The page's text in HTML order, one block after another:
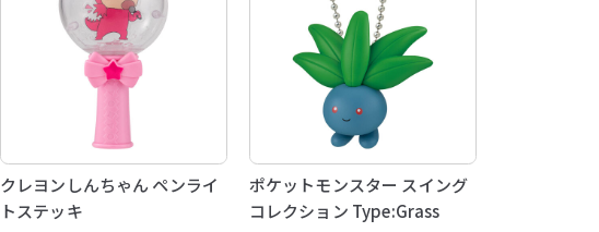
クレヨンしんちゃん ペンライ
トステッキ
ポケットモンスター スイング
コレクション Type:Grass